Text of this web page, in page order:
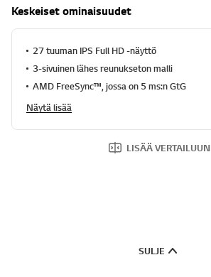
R
e
d
3
6
e
i
Keskeiset ominaisuudet
27 tuuman IPS Full HD -näyttö
3-sivuinen lähes reunukseton malli
AMD FreeSync™, jossa on 5 ms:n GtG
Näytä lisää
LISÄÄ VERTAILUUN
SULJE